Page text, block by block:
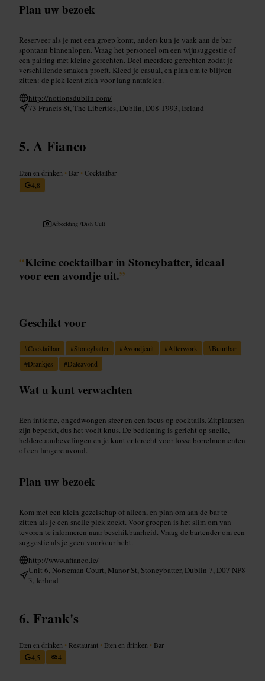
Plan uw bezoek
Reserveer als je met een groep komt, anders kun je vaak aan de bar
spontaan binnenlopen. Vraag het personeel om een wijnsuggestie of
een pairing met kleine gerechten. Deel meerdere gerechten zodat je
verschillende smaken proeft. Kleed je casual, en plan om te blijven
zitten: de plek leent zich voor lang natafelen.
http://notionsdublin.com/
73 Francis St, The Liberties, Dublin, D08 T993, Ireland
A Fianco
Eten en drinken • Bar •Cocktailbar
4,8
Afbeelding /Dish Cult
“Kleine cocktailbar in Stoneybatter, ideaal
voor een avondje uit.”
Geschikt voor
#Cocktailbar #Stoneybatter #Avondjeuit #Afterwork #Buurtbar
#Drankjes #Dateavond
Wat u kunt verwachten
Een intieme, ongedwongen sfeer en een focus op cocktails. Zitplaatsen
zijn beperkt, dus het voelt knus. De bediening is gericht op snelle,
heldere aanbevelingen en je kunt er terecht voor losse borrelmomenten
of een langere avond.
Plan uw bezoek
Kom met een klein gezelschap of alleen, en plan om aan de bar te
zitten als je een snelle plek zoekt. Voor groepen is het slim om van
tevoren te informeren naar beschikbaarheid. Vraag de bartender om een
suggestie als je geen voorkeur hebt.
http://www.afianco.ie/
Unit 6, Norseman Court, Manor St, Stoneybatter, Dublin 7, D07 NP8
3, Ierland
Frank's
Eten en drinken • Restaurant • Eten en drinken • Bar
4,5
4